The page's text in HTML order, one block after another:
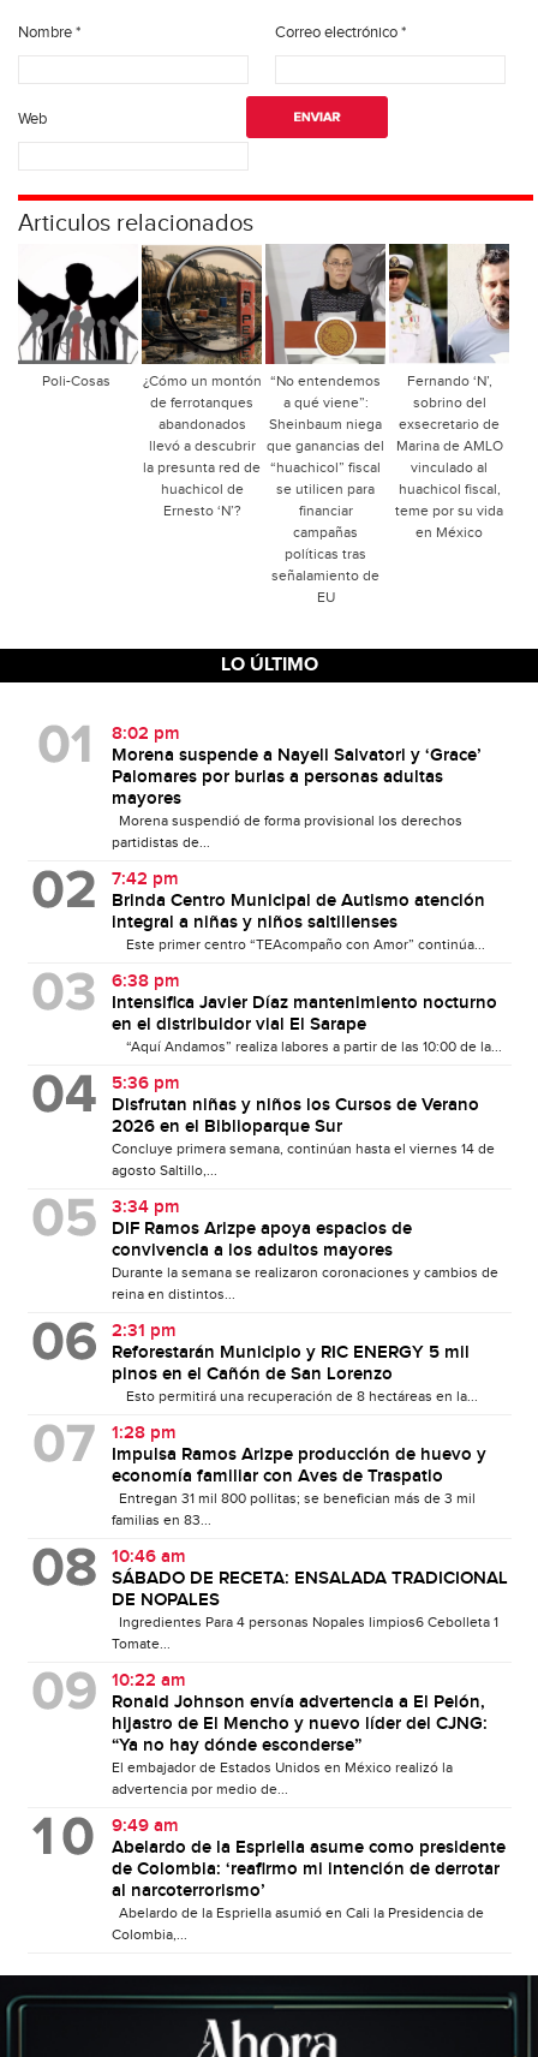
Nombre* Correo electrónico*
Web
Articulos relacionados
Poli-Cosas
¿Cómo un montón
de ferrotanques
abandonados
llevó a descubrir
la presunta red de
huachicol de
Ernesto ‘N’?
“No entendemos
a qué viene”:
Sheinbaum niega
que ganancias del
“huachicol” fiscal
se utilicen para
financiar
campañas
políticas tras
señalamiento de
EU
Fernando ‘N’,
sobrino del
exsecretario de
Marina de AMLO
vinculado al
huachicol fiscal,
teme por su vida
en México
LO ÚLTIMO
8:02 pm
Morena suspende a Nayeli Salvatori y ‘Grace’
Palomares por burlas a personas adultas
mayores
Morena suspendió de forma provisional los derechos
partidistas de...
7:42 pm
Brinda Centro Municipal de Autismo atención
integral a niñas y niños saltillenses
Este primer centro “TEAcompaño con Amor” continúa...
6:38 pm
Intensifica Javier Díaz mantenimiento nocturno
en el distribuidor vial El Sarape
“Aquí Andamos” realiza labores a partir de las 10:00 de la...
5:36 pm
Disfrutan niñas y niños los Cursos de Verano
2026 en el Biblioparque Sur
Concluye primera semana, continúan hasta el viernes 14 de
agosto Saltillo,...
3:34 pm
DIF Ramos Arizpe apoya espacios de
convivencia a los adultos mayores
Durante la semana se realizaron coronaciones y cambios de
reina en distintos...
2:31 pm
Reforestarán Municipio y RIC ENERGY 5 mil
pinos en el Cañón de San Lorenzo
Esto permitirá una recuperación de 8 hectáreas en la...
1:28 pm
Impulsa Ramos Arizpe producción de huevo y
economía familiar con Aves de Traspatio
Entregan 31 mil 800 pollitas; se benefician más de 3 mil
familias en 83...
10:46 am
SÁBADO DE RECETA: ENSALADA TRADICIONAL
DE NOPALES
Ingredientes Para 4 personas Nopales limpios6 Cebolleta 1
Tomate...
10:22 am
Ronald Johnson envía advertencia a El Pelón,
hijastro de El Mencho y nuevo líder del CJNG:
“Ya no hay dónde esconderse”
El embajador de Estados Unidos en México realizó la
advertencia por medio de...
9:49 am
Abelardo de la Espriella asume como presidente
de Colombia: ‘reafirmo mi intención de derrotar
al narcoterrorismo’
Abelardo de la Espriella asumió en Cali la Presidencia de
Colombia,...